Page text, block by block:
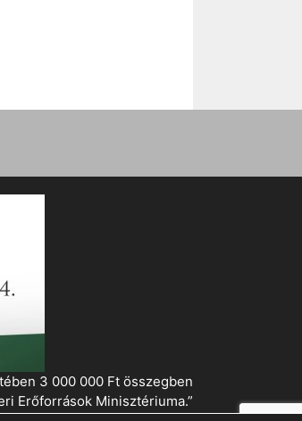
3 000 000 Ft összegben
Erőforrások Minisztériuma.”